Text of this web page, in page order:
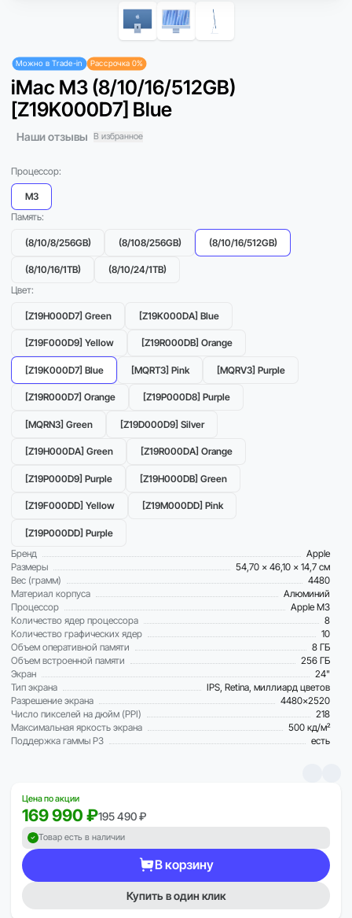
iMac M3 (8/10/16/512GB)
[Z19K000D7] Blue
Наши отзывы В избранное
Можно в Trade-in Рассрочка 0%
Процессор:
M3
Память:
(8/10/8/256GB) (8/108/256GB) (8/10/16/512GB)
(8/10/16/1TB)
(8/10/24/1TB)
Цвет:
[Z19H000D7] Green [Z19K000DA] Blue
[Z19F000D9] Yellow [Z19R000DB] Orange
[Z19K000D7] Blue [MQRT3] Pink [MQRV3] Purple
[Z19R000D7] Orange [Z19P000D8] Purple
[MQRN3] Green [Z19D000D9] Silver
[Z19H000DA] Green [Z19R000DA] Orange
[Z19P000D9] Purple [Z19H000DB] Green
[Z19F000DD] Yellow [Z19M000DD] Pink
[Z19P000DD] Purple
Бренд
Apple
Размеры
54,70 x 46,10 x 14,7 см
Вес (грамм)
4480
Материал корпуса
Алюминий
Процессор
Apple M3
Количество ядер процессора
8
Количество графических ядер
10
Объем оперативной памяти
8 ГБ
Объем встроенной памяти
256 ГБ
Экран
24"
Тип экрана
IPS, Retina, миллиард цветов
Разрешение экрана
4480×2520
Число пикселей на дюйм (PPI)
218
Максимальная яркость экрана
500 кд/м²
Поддержка гаммы P3
есть
Цена по акции
169 990 ₽195 490 ₽
Товар есть в наличии
В корзину
Купить в один клик